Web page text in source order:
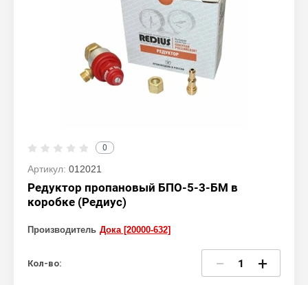
0
Артикул: 012021
Редуктор пропановый БПО-5-3-БМ в
коробке (Редиус)
Производитель Дока [20000-632]
Кол-во: − +